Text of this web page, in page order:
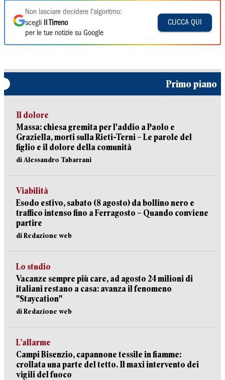
Non lasciare decidere l'algoritmo:
scegli
Il Tirreno
per le tue notizie su Google
CLICCA QUI
Primo piano
Il dolore
Massa: chiesa gremita per l'addio a Paolo e
Graziella, morti sulla Rieti-Terni – Le parole del
figlio e il dolore della comunità
di Alessandro Tabarrani
Viabilità
Esodo estivo, sabato (8 agosto) da bollino nero e
traffico intenso fino a Ferragosto – Quando conviene
partire
di Redazione web
Lo studio
Vacanze sempre più care, ad agosto 24 milioni di
italiani restano a casa: avanza il fenomeno
"Staycation"
di Redazione web
L’allarme
Campi Bisenzio, capannone tessile in fiamme:
crollata una parte del tetto. Il maxi intervento dei
vigili del fuoco